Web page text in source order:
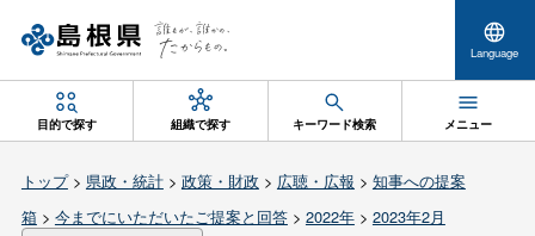
Language
目的で探す 組織で探す キーワード検索 メニュー
トップ> 県政・統計> 政策・財政 > 広聴・広報 > 知事への提案
箱> 今までにいただいたご提案と回答> 2022年> 2023年2月